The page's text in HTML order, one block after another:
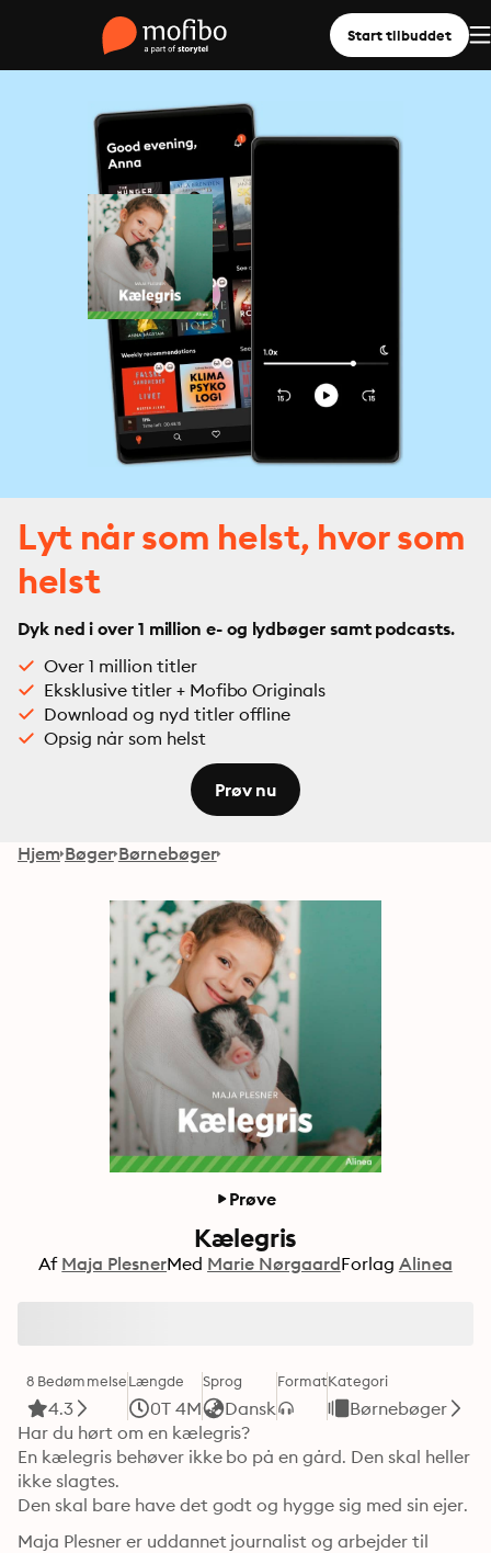
Start tilbuddet
Lyt når som helst, hvor som
helst
Dyk ned i over 1 million e- og lydbøger samt podcasts.
Over 1 million titler
Eksklusive titler + Mofibo Originals
Download og nyd titler offline
Opsig når som helst
Prøv nu
Hjem Bøger Børnebøger
Prøve
Kælegris
Af Maja PlesnerMed Marie NørgaardForlag Alinea
8 Bedømmelse
4.3
Længde
0T 4M
Sprog
Dansk
FormatKategori
Børnebøger
Har du hørt om en kælegris?
En kælegris behøver ikke bo på en gård. Den skal heller
ikke slagtes.
Den skal bare have det godt og hygge sig med sin ejer.
Maja Plesner er uddannet journalist og arbejder til